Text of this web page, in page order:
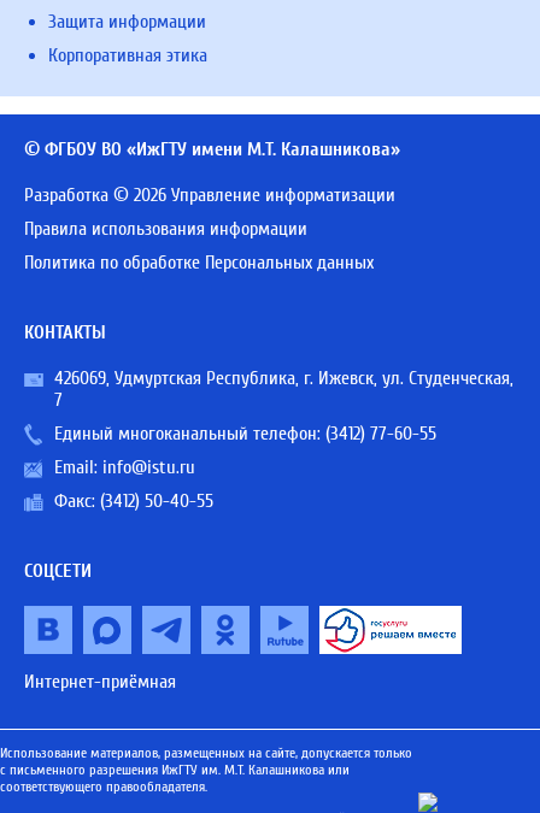
Защита информации
Корпоративная этика
© ФГБОУ ВО «ИжГТУ имени М.Т. Калашникова»
Разработка © 2026 Управление информатизации
Правила использования информации
Политика по обработке Персональных данных
КОНТАКТЫ
426069, Удмуртская Республика, г. Ижевск, ул. Студенческая,
7
Единый многоканальный телефон: (3412) 77-60-55
Email: info@istu.ru
Факс: (3412) 50-40-55
СОЦСЕТИ
Интернет-приёмная
Использование материалов, размещенных на сайте, допускается только
с письменного разрешения ИжГТУ им. М.Т. Калашникова или
соответствующего правообладателя.